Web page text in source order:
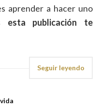
aprender a hacer uno
esta publicación te
Seguir leyendo